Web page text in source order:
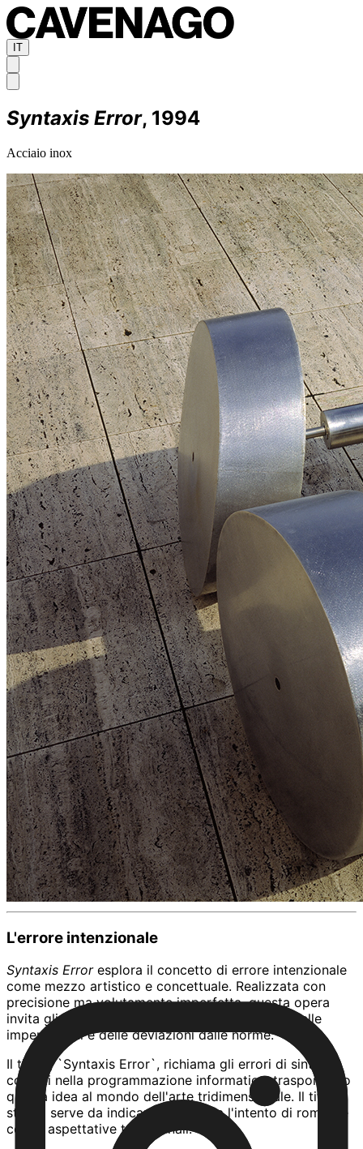
IT
Syntaxis Error, 1994
Acciaio inox
L'errore intenzionale
Syntaxis Error esplora il concetto di errore intenzionale
come mezzo artistico e concettuale. Realizzata con
precisione ma volutamente imperfetta, questa opera
invita gli osservatori a riflettere sul significato delle
imperfezioni e delle deviazioni dalle norme.
Il titolo, `Syntaxis Error`, richiama gli errori di sintassi
comuni nella programmazione informatica, trasponendo
questa idea al mondo dell'arte tridimensionale. Il titolo
stesso serve da indicazione e svela l'intento di rompere
con le aspettative tradizionali.